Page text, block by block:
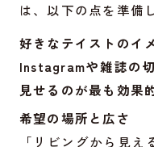
は、以下の点を準備
好きなテイストのイ
Instagramや雑誌の
見せるのが最も効果
希望の場所と広さ
「リビングから見